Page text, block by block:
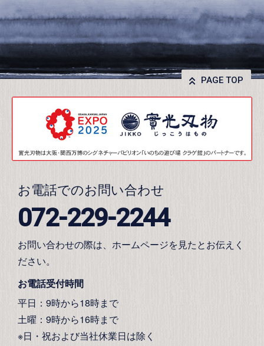
PAGE TOP
お電話でのお問い合わせ
072-229-2244
お問い合わせの際は、ホームページを見たとお伝えく
ださい。
お電話受付時間
平日：9時から18時まで
土曜：9時から16時まで
※日・祝および当社休業日は除く